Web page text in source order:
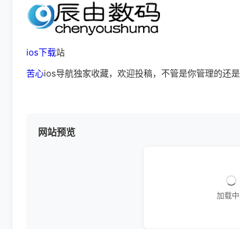
ios下载站
苦心ios导航独家收藏，欢迎投稿，不管是你管理的还
网站预览
加载